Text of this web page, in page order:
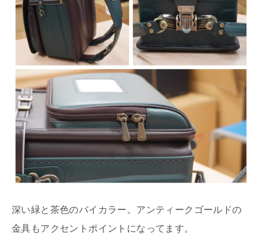
深い緑と茶色のバイカラー。アンティークゴールドの
金具もアクセントポイントになってます。